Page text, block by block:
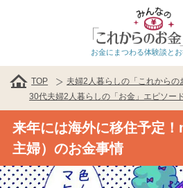
お金にまつわる体験談と
TOP
夫婦2人暮らしの「これからの
30代夫婦2人暮らしの「お金」エピソー
来年には海外に移住予定
主婦）のお金事情